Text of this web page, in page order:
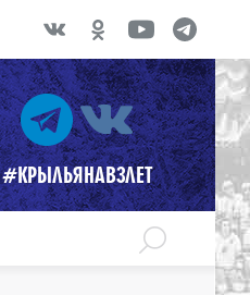
#КРЫЛЬЯНАВЗЛЕТ